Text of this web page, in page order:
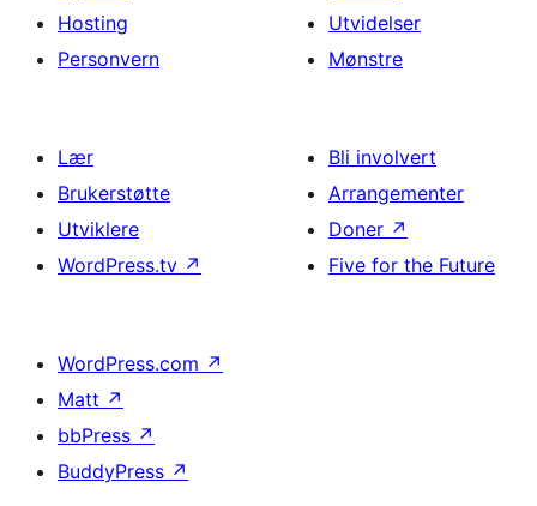
Hosting
Personvern
Utvidelser
Mønstre
Lær
Brukerstøtte
Utviklere
WordPress.tv ↗
Bli involvert
Arrangementer
Doner ↗
Five for the Future
WordPress.com ↗
Matt ↗
bbPress ↗
BuddyPress ↗